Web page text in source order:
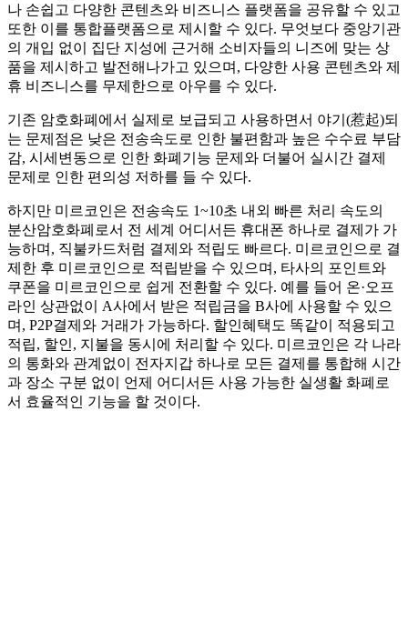
나 손쉽고 다양한 콘텐츠와 비즈니스 플랫폼을 공유할 수 있고
또한 이를 통합플랫폼으로 제시할 수 있다. 무엇보다 중앙기관
의 개입 없이 집단 지성에 근거해 소비자들의 니즈에 맞는 상
품을 제시하고 발전해나가고 있으며, 다양한 사용 콘텐츠와 제
휴 비즈니스를 무제한으로 아우를 수 있다.
기존 암호화폐에서 실제로 보급되고 사용하면서 야기(惹起)되
는 문제점은 낮은 전송속도로 인한 불편함과 높은 수수료 부담
감, 시세변동으로 인한 화폐기능 문제와 더불어 실시간 결제
문제로 인한 편의성 저하를 들 수 있다.
하지만 미르코인은 전송속도 1~10초 내외 빠른 처리 속도의
분산암호화폐로서 전 세계 어디서든 휴대폰 하나로 결제가 가
능하며, 직불카드처럼 결제와 적립도 빠르다. 미르코인으로 결
제한 후 미르코인으로 적립받을 수 있으며, 타사의 포인트와
쿠폰을 미르코인으로 쉽게 전환할 수 있다. 예를 들어 온·오프
라인 상관없이 A사에서 받은 적립금을 B사에 사용할 수 있으
며, P2P결제와 거래가 가능하다. 할인혜택도 똑같이 적용되고
적립, 할인, 지불을 동시에 처리할 수 있다. 미르코인은 각 나라
의 통화와 관계없이 전자지갑 하나로 모든 결제를 통합해 시간
과 장소 구분 없이 언제 어디서든 사용 가능한 실생활 화폐로
서 효율적인 기능을 할 것이다.